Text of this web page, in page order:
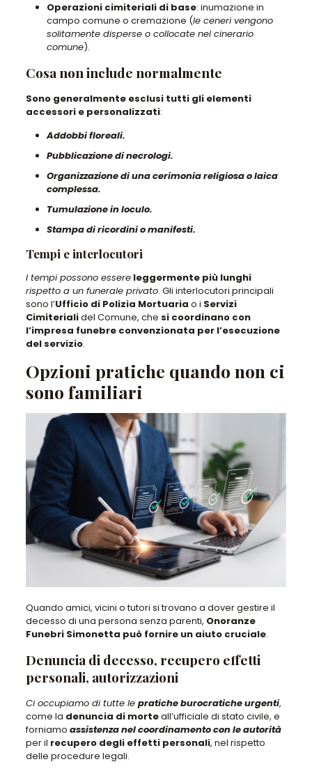
Operazioni cimiteriali di base: inumazione in
campo comune o cremazione (le ceneri vengono
solitamente disperse o collocate nel cinerario
comune).
Cosa non include normalmente
Sono generalmente esclusi tutti gli elementi
accessori e personalizzati:
Addobbi floreali.
Pubblicazione di necrologi.
Organizzazione di una cerimonia religiosa o laica
complessa.
Tumulazione in loculo.
Stampa di ricordini o manifesti.
Tempi e interlocutori
I tempi possono essere leggermente più lunghi
rispetto a un funerale privato. Gli interlocutori principali
sono l’Ufficio di Polizia Mortuaria o i Servizi
Cimiterialidel Comune, che si coordinano con
l’impresa funebre convenzionata per l’esecuzione
del servizio.
Opzioni pratiche quando non ci
sono familiari
Quando amici, vicini o tutori si trovano a dover gestire il
decesso di una persona senza parenti, Onoranze
Funebri Simonetta può fornire un aiuto cruciale.
Denuncia di decesso, recupero effetti
personali, autorizzazioni
Ci occupiamo di tutte le pratiche burocratiche urgenti,
come la denuncia di morteall’ufficiale di stato civile, e
forniamo assistenza nel coordinamento con le autorità
per il recupero degli effetti personali, nel rispetto
delle procedure legali.